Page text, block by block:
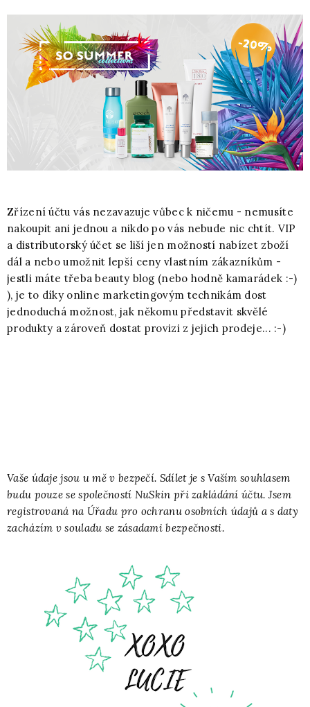
Zřízení účtu vás nezavazuje vůbec k ničemu - nemusíte
nakoupit ani jednou a nikdo po vás nebude nic chtít. VIP
a distributorský účet se liší jen možností nabízet zboží
dál a nebo umožnit lepší ceny vlastním zákazníkům -
jestli máte třeba beauty blog (nebo hodně kamarádek :-)
), je to díky online marketingovým technikám dost
jednoduchá možnost, jak někomu představit skvělé
produkty a zároveň dostat provizi z jejich prodeje... :-)
Vaše údaje jsou u mě v bezpečí. Sdílet je s Vaším souhlasem
budu pouze se společností NuSkin při zakládání účtu. Jsem
registrovaná na Úřadu pro ochranu osobních údajů a s daty
zacházím v souladu se zásadami bezpečnosti.